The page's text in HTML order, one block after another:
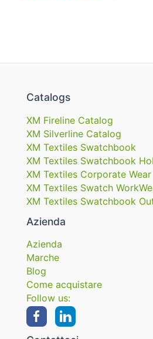
Catalogs
XM Fireline Catalog
XM Silverline Catalog
XM Textiles Swatchbook
XM Textiles Swatchbook
XM Textiles Corporate
XM Textiles Swatch
XM Textiles Swatchbook
Azienda
Azienda
Marche
Blog
Come acquistare
Follow us: